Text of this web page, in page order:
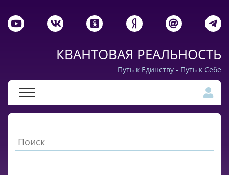
КВАНТОВАЯ РЕАЛЬНОСТЬ
Путь к Единству - Путь к Себе